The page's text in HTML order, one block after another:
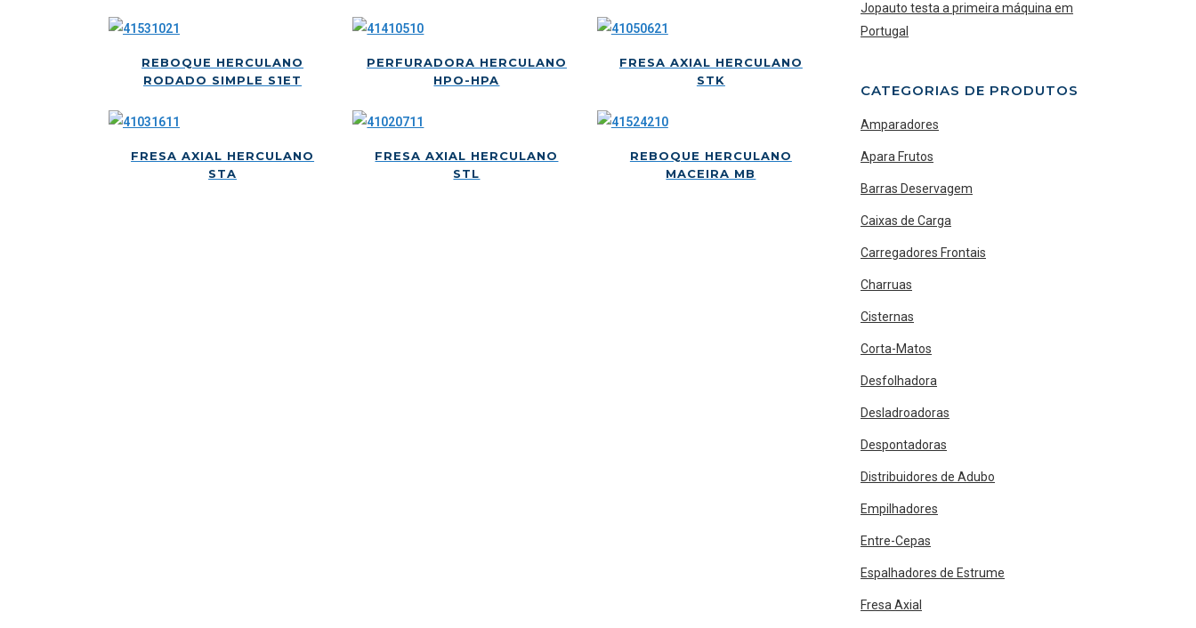
REBOQUE HERCULANO
RODADO SIMPLE S1ET
PERFURADORA HERCULANO
HPO-HPA
FRESA AXIAL HERCULANO
STK
FRESA AXIAL HERCULANO
STA
FRESA AXIAL HERCULANO
STL
REBOQUE HERCULANO
MACEIRA MB
Jopauto testa a primeira máquina em
Portugal
CATEGORIAS DE PRODUTOS
Amparadores
Apara Frutos
Barras Deservagem
Caixas de Carga
Carregadores Frontais
Charruas
Cisternas
Corta-Matos
Desfolhadora
Desladroadoras
Despontadoras
Distribuidores de Adubo
Empilhadores
Entre-Cepas
Espalhadores de Estrume
Fresa Axial